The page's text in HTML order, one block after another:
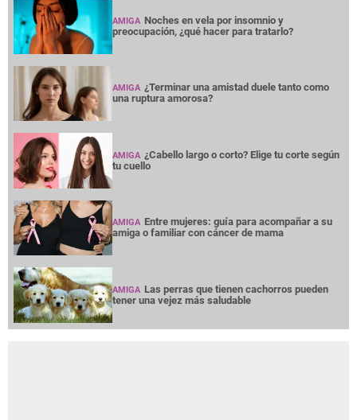
AMIGA Noches en vela por insomnio y
preocupación, ¿qué hacer para tratarlo?
AMIGA ¿Terminar una amistad duele tanto como
una ruptura amorosa?
AMIGA ¿Cabello largo o corto? Elige tu corte según
tu cuello
AMIGA Entre mujeres: guía para acompañar a su
amiga o familiar con cáncer de mama
AMIGA Las perras que tienen cachorros pueden
tener una vejez más saludable